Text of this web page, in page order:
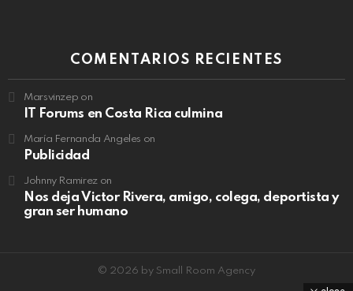
COMENTARIOS RECIENTES
Marsvinzep on
IT Forums en Costa Rica culmina
María Fernanda Angeles on
Publicidad
Johnny Ramirezon
Nos deja Victor Rivera, amigo, colega, deportista y
gran ser humano
© 2026 by Small Room Agency